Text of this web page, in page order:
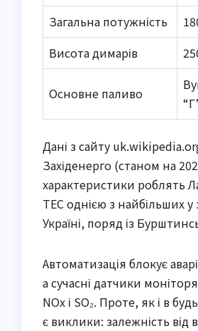
Загальна потужність
Висота димарів
Основне паливо
Дані з сайту
Західенерго (станом на
характеристики роблять
ТЕС однією з найбільших у
Україні, поряд із
Автоматизація блокує
а сучасні датчики
NOх і SO₂. Проте, як і в
є виклики: залежність від